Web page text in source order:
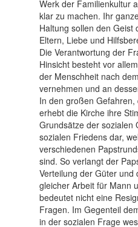
Werk der Familienkultur
klar zu machen. Ihr
Haltung sollen den Geist
Eltern, Liebe und
Die Verantwortung der
Hinsicht besteht vor
der Menschheit nach
vernehmen und an
In den großen
erhebt die Kirche ihre
Grundsätze der sozialen
sozialen Friedens dar,
verschiedenen
sind. So verlangt der
Verteilung der Güter und
gleicher Arbeit für Mann
bedeutet nicht eine
Fragen. Im Gegenteil
in der sozialen Frage